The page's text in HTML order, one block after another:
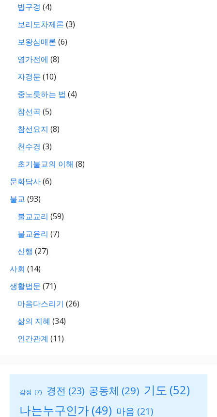
법구경 (4)
보리도차제론 (3)
보왕삼매론 (6)
영가전에 (8)
자경문 (10)
중노릇하는 법 (4)
참선곡 (5)
참선요지 (8)
천수경 (3)
초기불교의 이해 (8)
문화답사(6)
불교 (93)
불교교리 (59)
불교윤리 (7)
신행 (27)
사회 (14)
생활법문 (71)
마음다스리기 (26)
삶의 지혜 (34)
인간관계 (11)
감정 (7) 경전 (23) 공동체 (29) 기도 (52)
나는누구인가(49) 마음 (21)